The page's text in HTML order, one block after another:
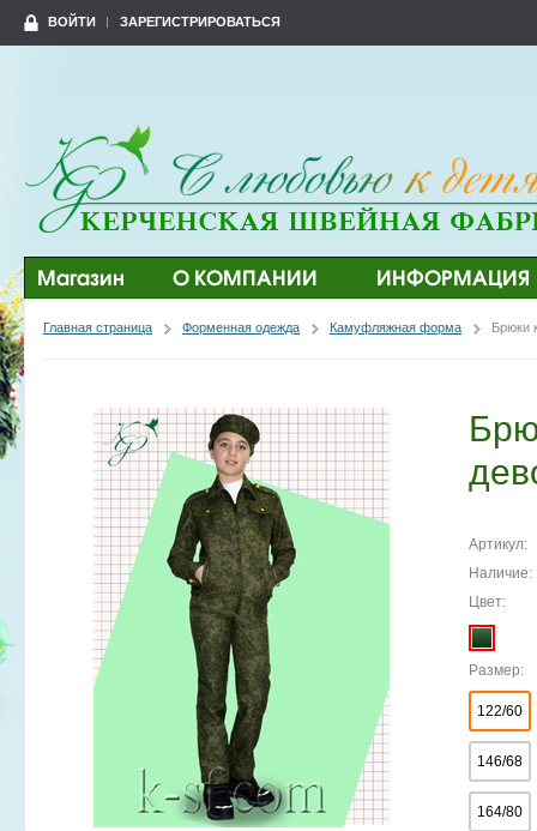
ВОЙТИ ЗАРЕГИСТРИРОВАТЬСЯ
Магазин О КОМПАНИИ ИНФОРМАЦИЯ
Главная страница Форменная одежда Камуфляжная форма Брюки
Артикул:
Наличие:
Цвет:
Размер:
122/60
146/68
164/80